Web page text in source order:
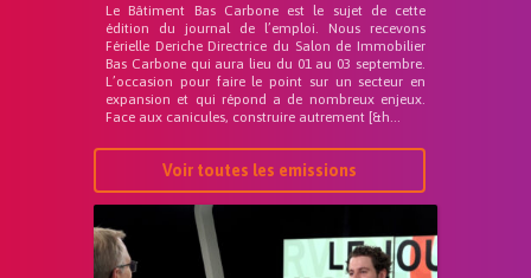
Le Bâtiment Bas Carbone est le sujet de cette
édition du journal de l’emploi. Nous recevons
Férielle Deriche Directrice du Salon de Immobilier
Bas Carbone qui aura lieu du 01 au 03 septembre.
L’occasion pour faire le point sur un secteur en
expansion et qui répond a de nombreux enjeux.
Face aux canicules, construire autrement [&h...
Voir toutes les emissions